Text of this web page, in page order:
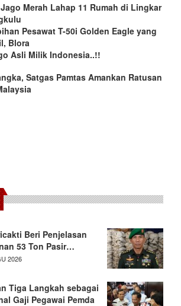
Merah Lahap 11 Rumah di Lingkar
Pesawat T-50i Golden Eagle yang
Blora
Asli Milik Indonesia..!!
Satgas Pamtas Amankan Ratusan
Beri Penjelasan
53 Ton Pasir…
2026
Tiga Langkah sebagai
Gaji Pegawai Pemda